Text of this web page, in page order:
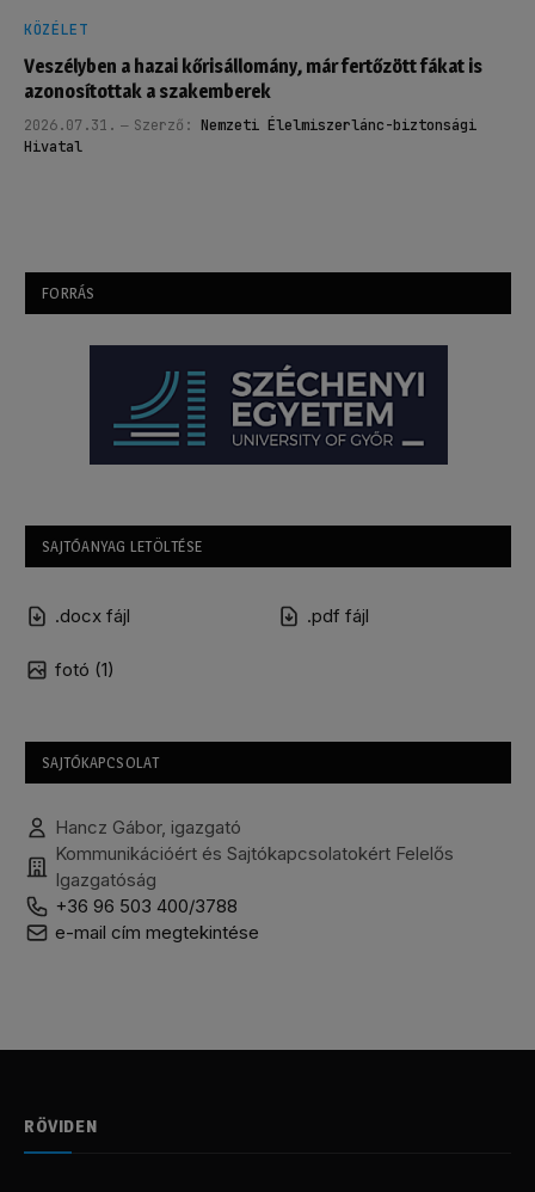
KÖZÉLET
Veszélyben a hazai kőrisállomány, már fertőzött fákat is
azonosítottak a szakemberek
2026.07.31. Szerző: Nemzeti Élelmiszerlánc-biztonsági
Hivatal
FORRÁS
SAJTÓANYAG LETÖLTÉSE
.docx fájl .pdf fájl
fotó (1)
SAJTÓKAPCSOLAT
Hancz Gábor, igazgató
Kommunikációért és Sajtókapcsolatokért Felelős
Igazgatóság
+36 96 503 400/3788
e-mail cím megtekintése
RÖVIDEN